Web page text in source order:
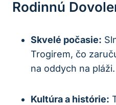
Rodinnú
Skvelé počasie:
Trogirem, čo
na oddych na pláži.
Kultúra a histórie: